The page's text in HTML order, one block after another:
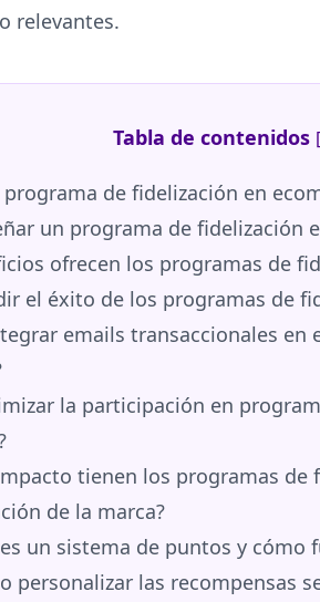
relevantes.
Tabla de contenidos [
programa de fidelización en
un programa de fidelización
ofrecen los programas de
el éxito de los programas de
emails transaccionales en
la participación en
tienen los programas de
de la marca?
un sistema de puntos y cómo
personalizar las recompensas